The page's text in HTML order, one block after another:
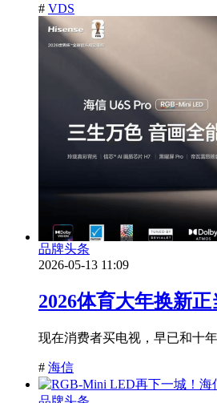
# VDS
品牌头条
2026-05-13 11:09
2026体育大年换新
现在消费者买电视，早已和十
# 海信